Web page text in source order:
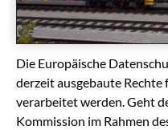
Die Europäische
derzeit ausgebaute Rechte
verarbeitet werden. Geht
Kommission im Rahmen